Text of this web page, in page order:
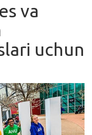
va
uchun